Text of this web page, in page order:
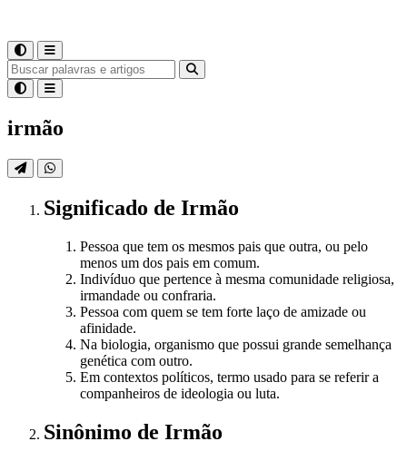
irmão
Significado de Irmão
Pessoa que tem os mesmos pais que outra, ou pelo
menos um dos pais em comum.
Indivíduo que pertence à mesma comunidade religiosa,
irmandade ou confraria.
Pessoa com quem se tem forte laço de amizade ou
afinidade.
Na biologia, organismo que possui grande semelhança
genética com outro.
Em contextos políticos, termo usado para se referir a
companheiros de ideologia ou luta.
Sinônimo de Irmão